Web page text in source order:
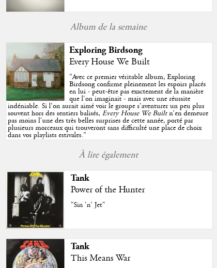
Album de la semaine
Exploring Birdsong
Every House We Built
"Avec ce premier véritable album, Exploring
Birdsong confirme pleinement les espoirs placés
en lui - peut-être pas exactement de la manière
que l'on imaginait - mais avec une réussite
indéniable. Si l'on aurait aimé voir le groupe s'aventurer un peu plus
souvent hors des sentiers balisés,Every House We Builtn'en demeure
pas moins l'une des très belles surprises de cette année, porté par
plusieurs morceaux qui trouveront sans difficulté une place de choix
dans vos playlists estivales."
À lire également
Tank
Power of the Hunter
"Sin 'n' Jet"
Tank
This Means War